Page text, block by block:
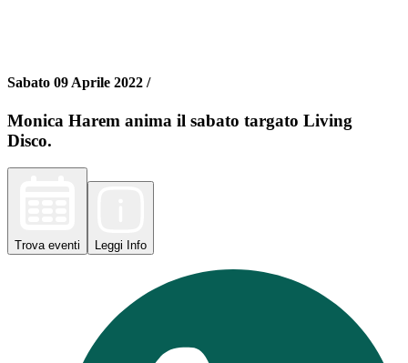
Sabato 09 Aprile 2022 /
Monica Harem anima il sabato targato Living
Disco.
Trova eventi Leggi Info